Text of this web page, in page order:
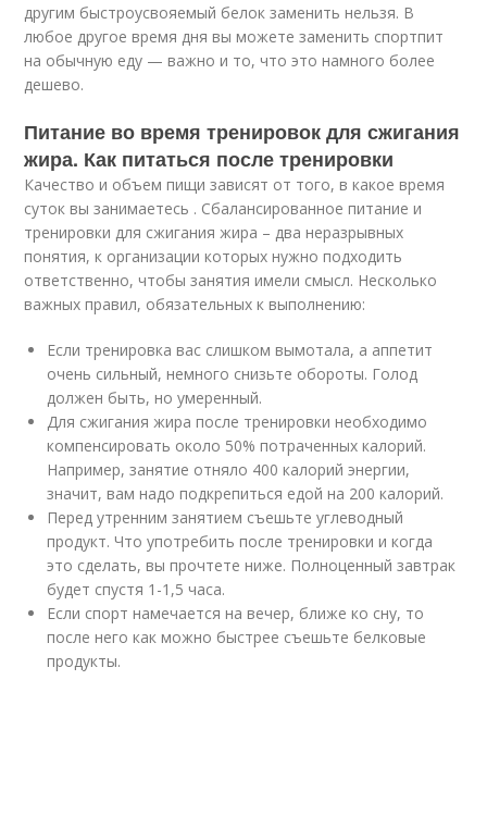
другим быстроусвояемый белок заменить нельзя. В
любое другое время дня вы можете заменить спортпит
на обычную еду — важно и то, что это намного более
дешево.
Питание во время тренировок для сжигания
жира. Как питаться после тренировки
Качество и объем пищи зависят от того, в какое время
суток вы занимаетесь . Сбалансированное питание и
тренировки для сжигания жира – два неразрывных
понятия, к организации которых нужно подходить
ответственно, чтобы занятия имели смысл. Несколько
важных правил, обязательных к выполнению:
Если тренировка вас слишком вымотала, а аппетит
очень сильный, немного снизьте обороты. Голод
должен быть, но умеренный.
Для сжигания жира после тренировки необходимо
компенсировать около 50% потраченных калорий.
Например, занятие отняло 400 калорий энергии,
значит, вам надо подкрепиться едой на 200 калорий.
Перед утренним занятием съешьте углеводный
продукт. Что употребить после тренировки и когда
это сделать, вы прочтете ниже. Полноценный завтрак
будет спустя 1-1,5 часа.
Если спорт намечается на вечер, ближе ко сну, то
после него как можно быстрее съешьте белковые
продукты.